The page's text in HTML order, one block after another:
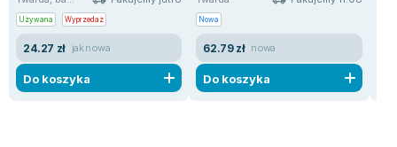
Używana Wyprzedaż
24.27 zł jak nowa
Do koszyka
Nowa
62.79 zł nowa
Do koszyka